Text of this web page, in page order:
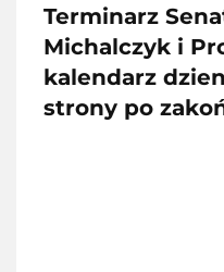
Terminarz
Michalczyk i
kalendarz
strony po